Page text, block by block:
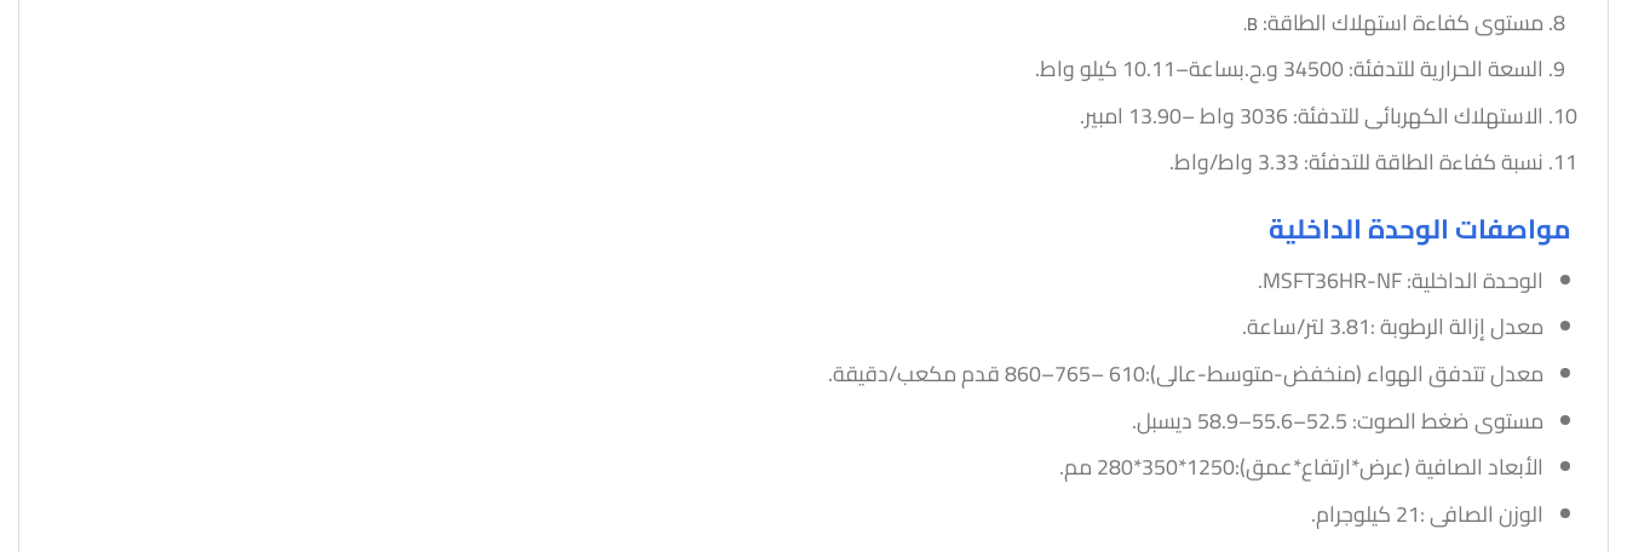
مستوى كفاءة استهلاك الطاقة: B.
السعة الحرارية للتدفئة: 34500 و.ح.بساعة–10.11 كيلو واط.
الاستهلاك الكهربائى للتدفئة: 3036 واط –13.90 امبير.
نسبة كفاءة الطاقة للتدفئة: 3.33 واط/واط.
مواصفات الوحدة الداخلية
الوحدة الداخلية: MSFT36HR-NF.
معدل إزالة الرطوبة :3.81 لتر/ساعة.
معدل تتدفق الهواء (منخفض-متوسط-عالى):610 –765–860 قدم مكعب/دقيقة.
مستوى ضغط الصوت: 52.5–55.6–58.9 ديسبل.
الأبعاد الصافية (عرض*ارتفاع*عمق):1250*350*280 مم.
الوزن الصافى :21 كيلوجرام.